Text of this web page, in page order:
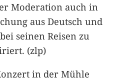
Moderation auch in
aus Deutsch und
seinen Reisen zu
(zlp)
in der Mühle